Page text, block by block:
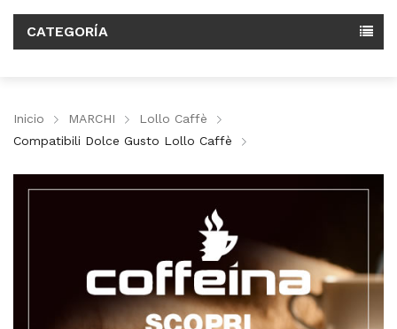
CATEGORÍA
Inicio MARCHI
Lollo Caffè
Compatibili Dolce Gusto Lollo Caffè